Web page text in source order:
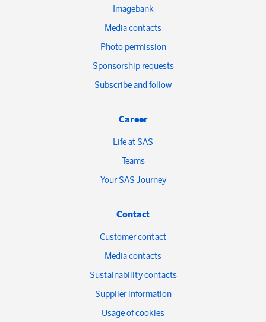
Imagebank
Media contacts
Photo permission
Sponsorship requests
Subscribe and follow
Career
Life at SAS
Teams
Your SAS Journey
Contact
Customer contact
Media contacts
Sustainability contacts
Supplier information
Usage of cookies